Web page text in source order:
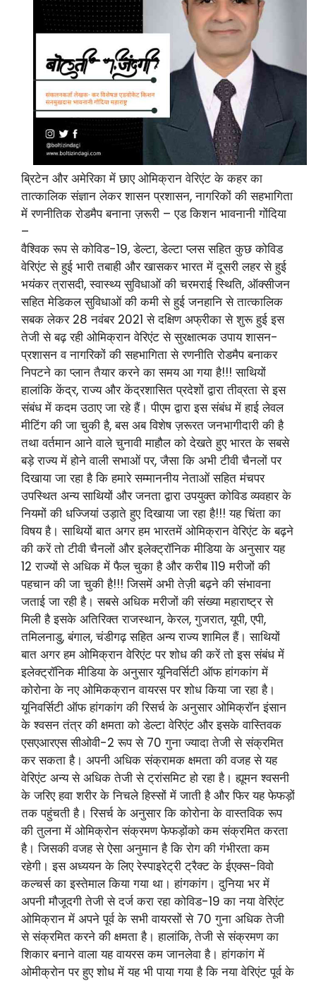
ब्रिटेन और अमेरिका में छाए ओमिक्रान वेरिएंट के कहर का
तात्कालिक संज्ञान लेकर शासन प्रशासन, नागरिकों की सहभागिता
में रणनीतिक रोडमैप बनाना ज़रूरी – एड किशन भावनानी गोंदिया
–
वैश्विक रूप से कोविड-19, डेल्टा, डेल्टा प्लस सहित कुछ कोविड
वेरिएंट से हुई भारी तबाही और खासकर भारत में दूसरी लहर से हुई
भयंकर त्रासदी, स्वास्थ्य सुविधाओं की चरमराई स्थिति, ऑक्सीजन
सहित मेडिकल सुविधाओं की कमी से हुई जनहानि से तात्कालिक
सबक लेकर 28 नवंबर 2021 से दक्षिण अफ्रीका से शुरू हुई इस
तेजी से बढ़ रही ओमिक्रान वेरिएंट से सुरक्षात्मक उपाय शासन-
प्रशासन व नागरिकों की सहभागिता से रणनीति रोडमैप बनाकर
निपटने का प्लान तैयार करने का समय आ गया है!!! साथियों
हालांकि केंद्र, राज्य और केंद्रशासित प्रदेशों द्वारा तीव्रता से इस
संबंध में कदम उठाए जा रहे हैं। पीएम द्वारा इस संबंध में हाई लेवल
मीटिंग की जा चुकी है, बस अब विशेष ज़रूरत जनभागीदारी की है
तथा वर्तमान आने वाले चुनावी माहौल को देखते हुए भारत के सबसे
बड़े राज्य में होने वाली सभाओं पर, जैसा कि अभी टीवी चैनलों पर
दिखाया जा रहा है कि हमारे सम्माननीय नेताओं सहित मंचपर
उपस्थित अन्य साथियों और जनता द्वारा उपयुक्त कोविड व्यवहार के
नियमों की धज्जियां उड़ाते हुए दिखाया जा रहा है!!! यह चिंता का
विषय है। साथियों बात अगर हम भारतमें ओमिक्रान वेरिएंट के बढ़ने
की करें तो टीवी चैनलों और इलेक्ट्रॉनिक मीडिया के अनुसार यह
12 राज्यों से अधिक में फैल चुका है और करीब 119 मरीजों की
पहचान की जा चुकी है!!! जिसमें अभी तेज़ी बढ़ने की संभावना
जताई जा रही है। सबसे अधिक मरीजों की संख्या महाराष्ट्र से
मिली है इसके अतिरिक्त राजस्थान, केरल, गुजरात, यूपी, एपी,
तमिलनाडु, बंगाल, चंडीगढ़ सहित अन्य राज्य शामिल हैं। साथियों
बात अगर हम ओमिक्रान वेरिएंट पर शोध की करें तो इस संबंध में
इलेक्ट्रॉनिक मीडिया के अनुसार यूनिवर्सिटी ऑफ हांगकांग में
कोरोना के नए ओमिकक्रान वायरस पर शोध किया जा रहा है।
यूनिवर्सिटी ऑफ हांगकांग की रिसर्च के अनुसार ओमिक्रॉन इंसान
के श्वसन तंत्र की क्षमता को डेल्टा वेरिएंट और इसके वास्तिवक
एसएआरएस सीओवी-2 रूप से 70 गुना ज्यादा तेजी से संक्रमित
कर सकता है। अपनी अधिक संक्रामक क्षमता की वजह से यह
वेरिएंट अन्य से अधिक तेजी से ट्रांसमिट हो रहा है। ह्यूमन श्वसनी
के जरिए हवा शरीर के निचले हिस्सों में जाती है और फिर यह फेफड़ों
तक पहुंचती है। रिसर्च के अनुसार कि कोरोना के वास्तविक रूप
की तुलना में ओमिक्रोन संक्रमण फेफड़ोंको कम संक्रमित करता
है। जिसकी वजह से ऐसा अनुमान है कि रोग की गंभीरता कम
रहेगी। इस अध्ययन के लिए रेस्पाइरेट्री ट्रैक्ट के ईएक्स-विवो
कल्चर्स का इस्तेमाल किया गया था। हांगकांग। दुनिया भर में
अपनी मौजूदगी तेजी से दर्ज करा रहा कोविड-19 का नया वेरिएंट
ओमिक्रान में अपने पूर्व के सभी वायरसों से 70 गुना अधिक तेजी
से संक्रमित करने की क्षमता है। हालांकि, तेजी से संक्रमण का
शिकार बनाने वाला यह वायरस कम जानलेवा है। हांगकांग में
ओमीक्रोन पर हुए शोध में यह भी पाया गया है कि नया वेरिएंट पूर्व के